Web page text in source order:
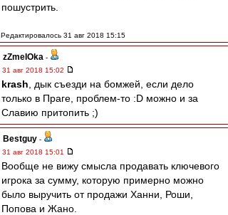
пошустрить.
Редактировалось 31 авг 2018 15:15
zZmeIOka -
31 авг 2018 15:02
krash , дык съезди на бомжей, если дело
только в Праге, проблем-то :D можно и за
Славию притопить ;)
Bestguy -
31 авг 2018 15:01
Вообще не вижу смысла продавать ключевого
игрока за сумму, которую примерно можно
было выручить от продажи Ханни, Роши,
Попова и Жано.